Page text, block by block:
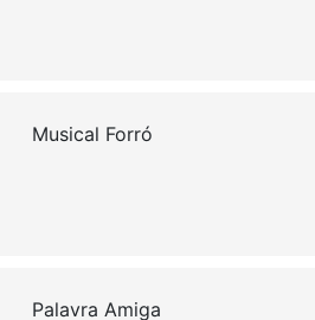
Musical Forró
Palavra Amiga